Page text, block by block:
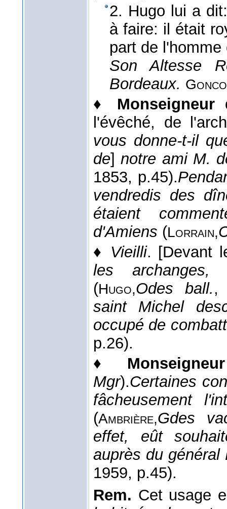
2. Hugo lui a
à faire: il était
part de
Son Altesse
Bordeaux.
♦ Monseigneur
l'évêché, de
vous donne-t-il
de]notre ami M.
1853, p.45).
vendredis des
étaient
d'Amiens (Lorrain,
♦ Vieilli. [Devant
les archanges,
(Hugo,Odes ball.,
saint Michel
occupé de
p.26).
♦ Monseigneur
Mgr).Certaines
fâcheusement
(Ambrière,Gdes
effet, eût
auprès du général
1959, p.45).
Rem. Cet usage